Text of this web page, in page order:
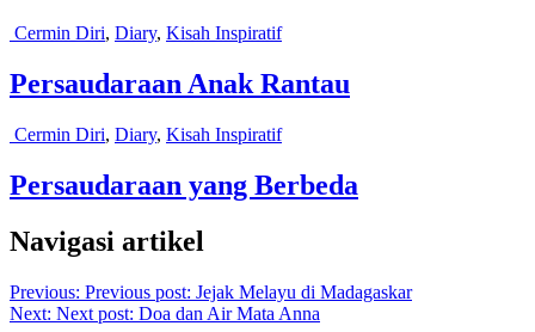
Cermin Diri, Diary, Kisah Inspiratif
Persaudaraan Anak Rantau
Cermin Diri, Diary, Kisah Inspiratif
Persaudaraan yang Berbeda
Navigasi artikel
Previous: Previous post: Jejak Melayu di Madagaskar
Next: Next post: Doa dan Air Mata Anna